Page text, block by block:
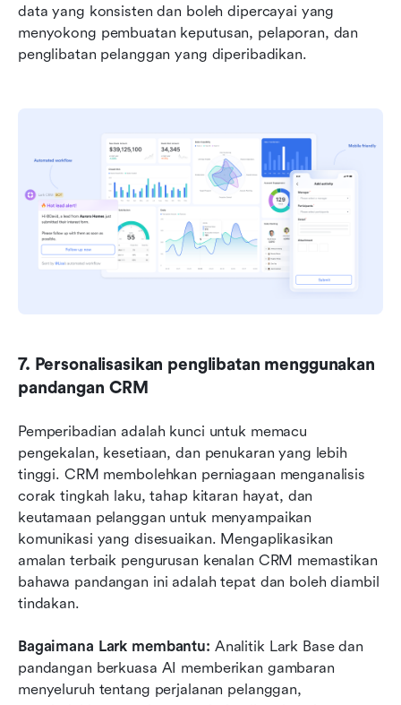
data yang konsisten dan boleh dipercayai yang
menyokong pembuatan keputusan, pelaporan, dan
penglibatan pelanggan yang diperibadikan.
7. Personalisasikan penglibatan menggunakan
pandangan CRM
Pemperibadian adalah kunci untuk memacu
pengekalan, kesetiaan, dan penukaran yang lebih
tinggi. CRM membolehkan perniagaan menganalisis
corak tingkah laku, tahap kitaran hayat, dan
keutamaan pelanggan untuk menyampaikan
komunikasi yang disesuaikan. Mengaplikasikan
amalan terbaik pengurusan kenalan CRM memastikan
bahawa pandangan ini adalah tepat dan boleh diambil
tindakan.
Bagaimana Lark membantu: Analitik Lark Base dan
pandangan berkuasa AI memberikan gambaran
menyeluruh tentang perjalanan pelanggan,